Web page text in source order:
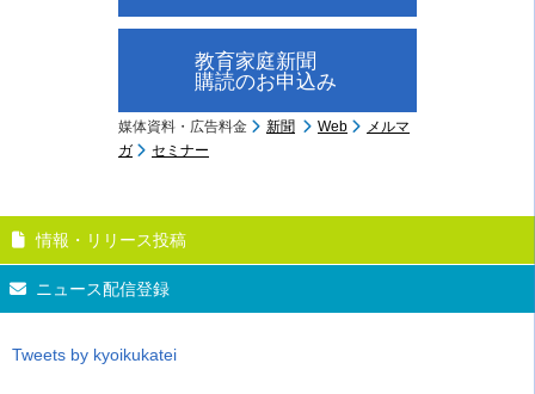
教育家庭新聞
購読のお申込み
媒体資料・広告料金 新聞 Web
メルマ
ガ
セミナー
情報・リリース投稿
ニュース配信登録
Tweets by kyoikukatei